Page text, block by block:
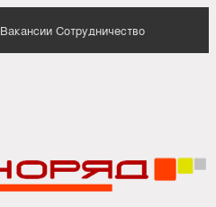
Вакансии Сотрудничество